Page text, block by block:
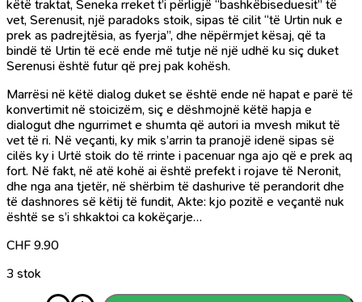
këtë traktat, Seneka rreket t’i përligjë “bashkëbiseduesit” të
vet, Serenusit, një paradoks stoik, sipas të cilit “të Urtin nuk e
prek as padrejtësia, as fyerja”, dhe nëpërmjet kësaj, që ta
bindë të Urtin të ecë ende më tutje në një udhë ku siç duket
Serenusi është futur që prej pak kohësh.
Marrësi në këtë dialog duket se është ende në hapat e parë të
konvertimit në stoicizëm, siç e dëshmojnë këtë hapja e
dialogut dhe ngurrimet e shumta që autori ia mvesh mikut të
vet të ri. Në veçanti, ky mik s’arrin ta pranojë idenë sipas së
cilës ky i Urtë stoik do të rrinte i pacenuar nga ajo që e prek aq
fort. Në fakt, në atë kohë ai është prefekt i rojave të Neronit,
dhe nga ana tjetër, në shërbim të dashurive të perandorit dhe
të dashnores së këtij të fundit, Akte: kjo pozitë e veçantë nuk
është se s’i shkaktoi ca kokëçarje…
CHF 9.90
3 stok